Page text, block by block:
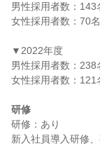
男性採用者数：143
女性採用者数：70名
▼2022年度
男性採用者数：238
女性採用者数：121
研修
研修：あり